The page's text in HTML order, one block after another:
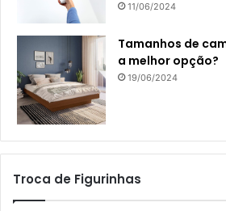
11/06/2024
Tamanhos de
a melhor opção?
19/06/2024
Troca de Figurinhas